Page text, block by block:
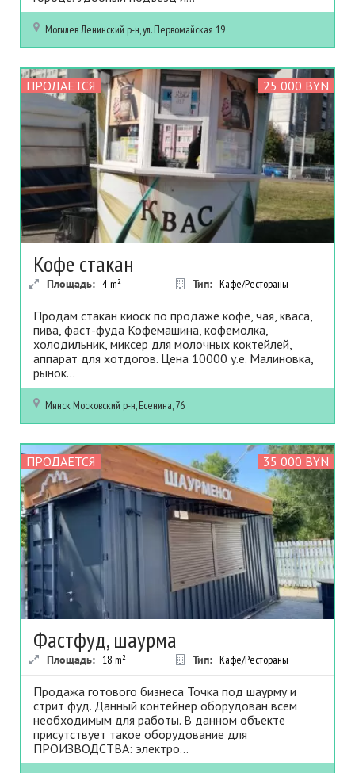
МогилевЛенинский р-н, ул. Первомайская 19
ПРОДАЕТСЯ 25 000 BYN
Кофе стакан
Площадь: 4 m² Тип: Кафе/Рестораны
Продам стакан киоск по продаже кофе, чая, кваса,
пива, фаст-фуда Кофемашина, кофемолка,
холодильник, миксер для молочных коктейлей,
аппарат для хотдогов. Цена 10000 у.е. Малиновка,
рынок...
Минск Московский р-н, Есенина, 76
ПРОДАЕТСЯ 35 000 BYN
Фастфуд, шаурма
Площадь: 18 m² Тип: Кафе/Рестораны
Продажа готового бизнеса Точка под шаурму и
стрит фуд. Данный контейнер оборудован всем
необходимым для работы. В данном объекте
присутствует такое оборудование для
ПРОИЗВОДСТВА: электро...